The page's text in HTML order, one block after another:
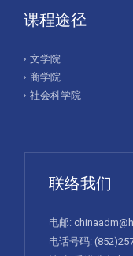
课程途径
文学院
商学院
社会科学院
联络我们
电邮:
电话号码: